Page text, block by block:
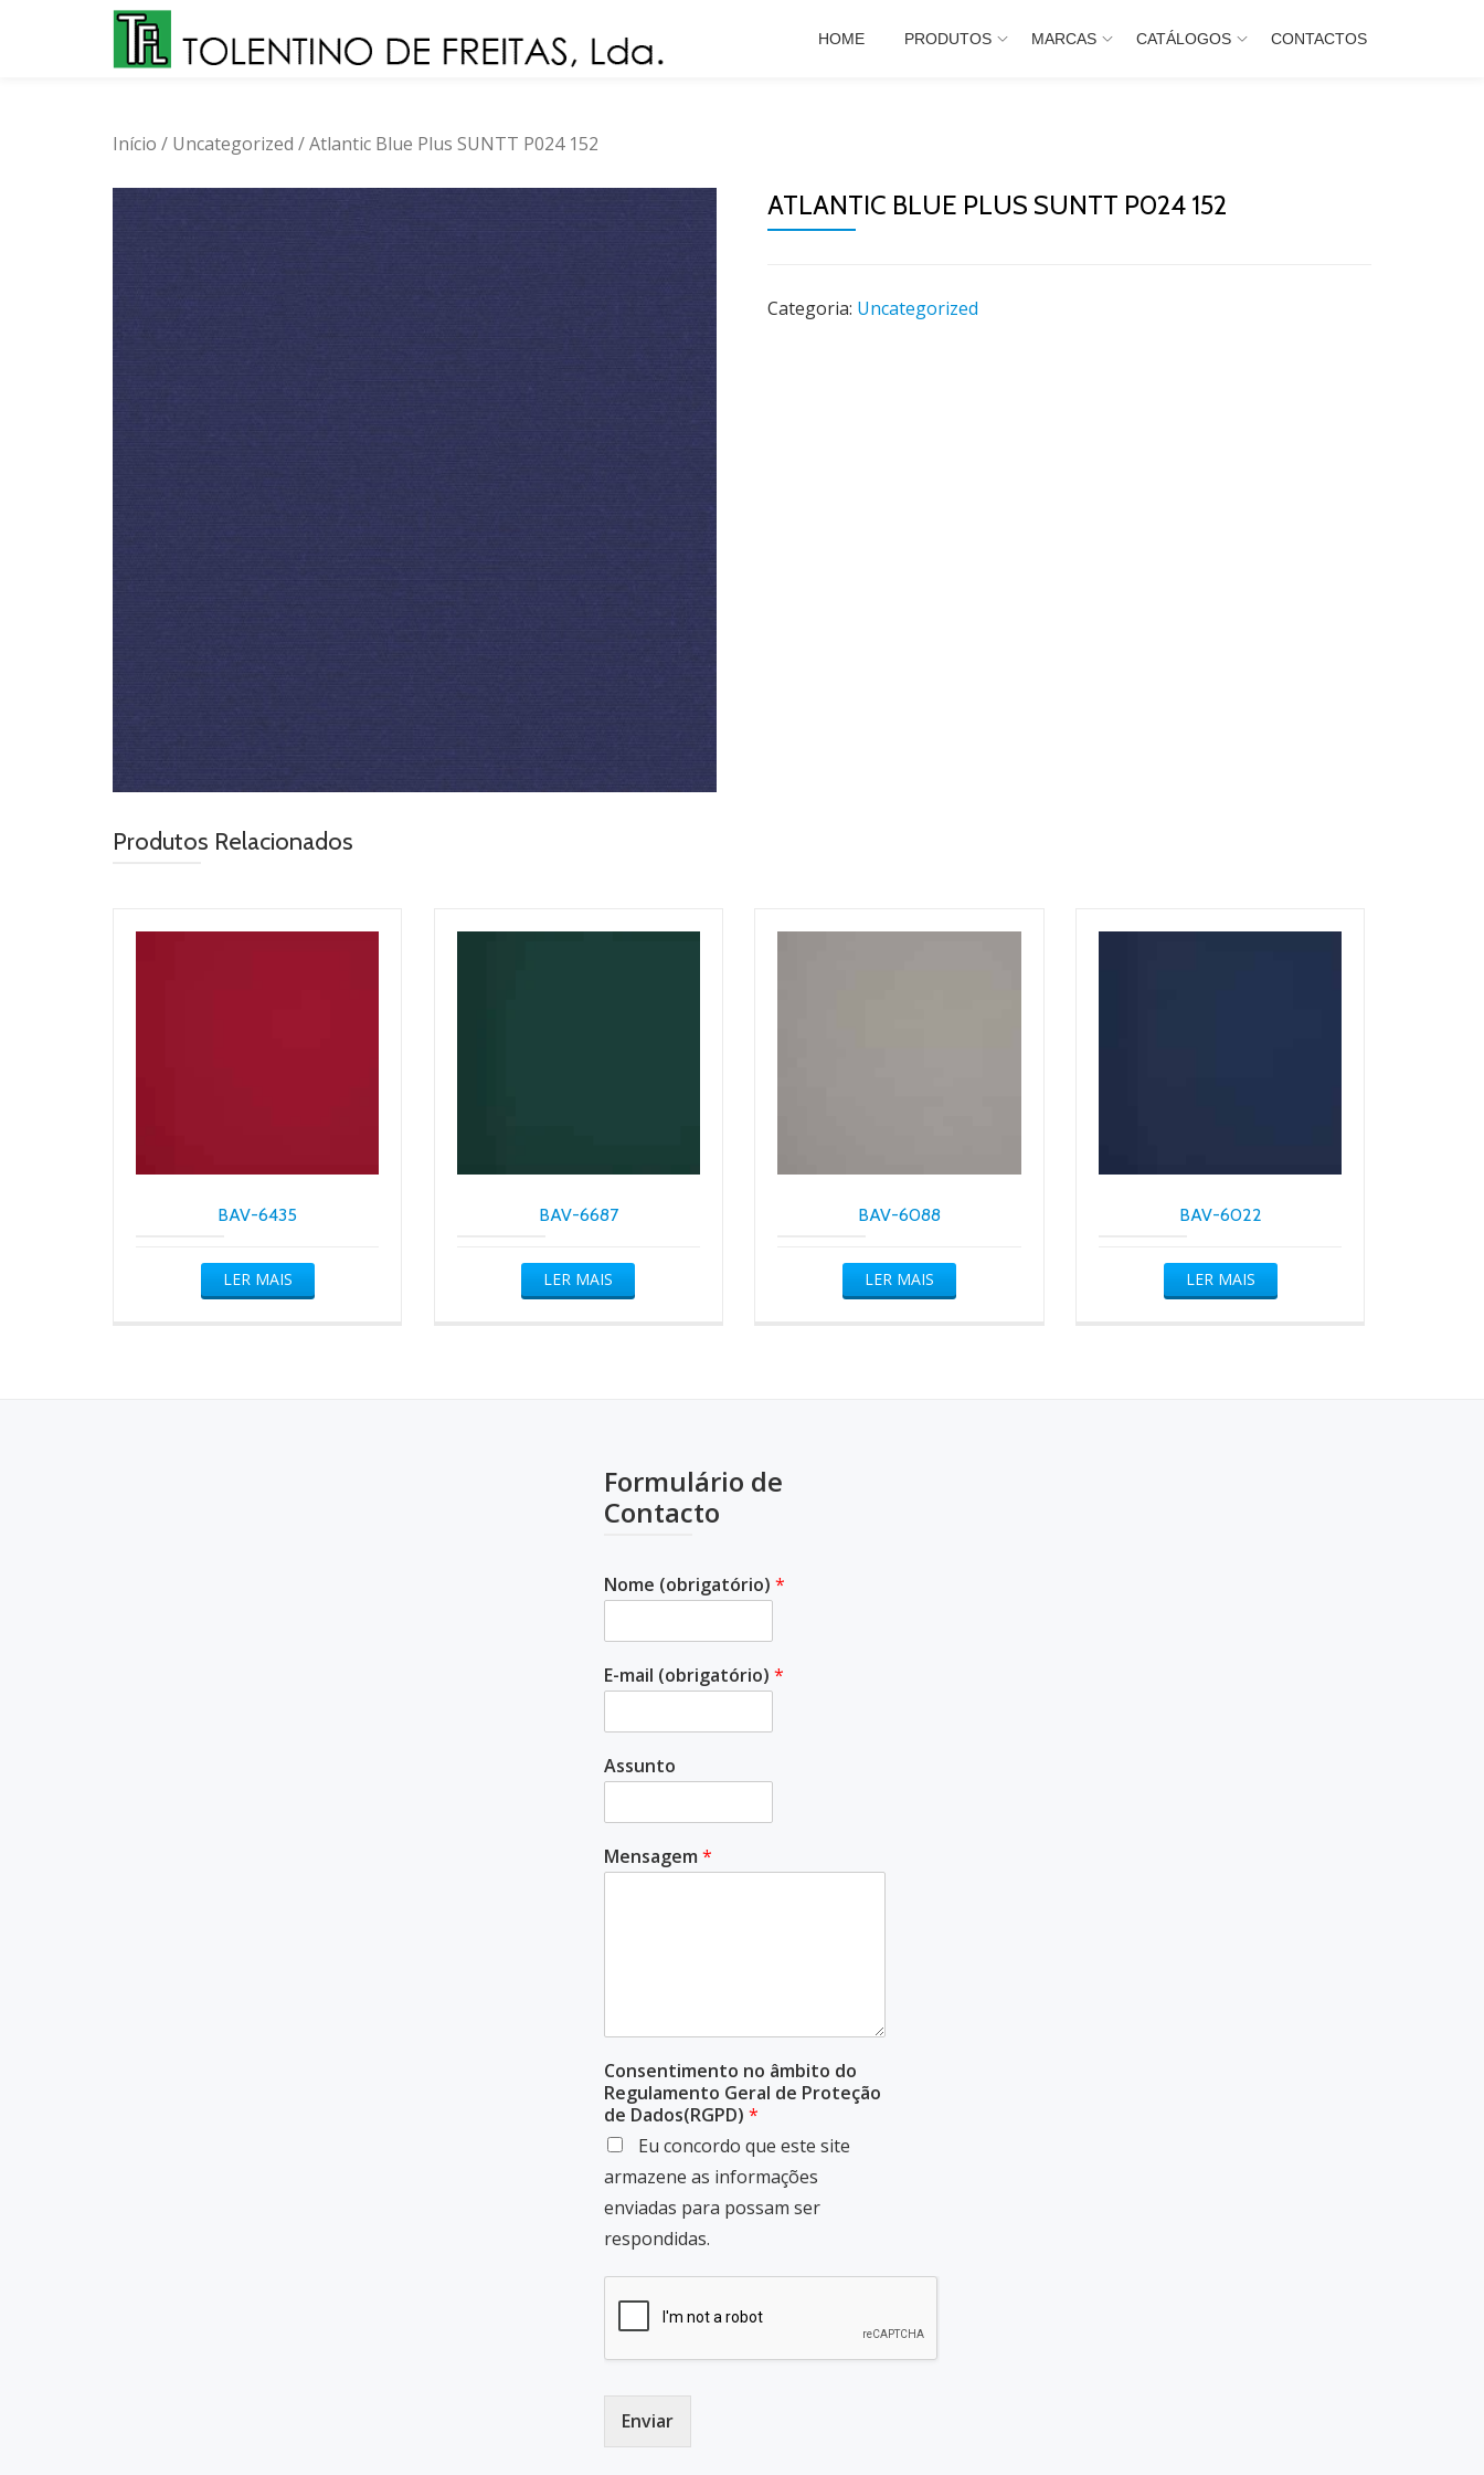
HOME PRODUTOS MARCAS CATÁLOGOS CONTACTOS
Início / Uncategorized / Atlantic Blue Plus SUNTT P024 152
ATLANTIC BLUE PLUS SUNTT P024 152
Categoria: Uncategorized
Produtos Relacionados
BAV-6435
LER MAIS
BAV-6687
LER MAIS
BAV-6088
LER MAIS
BAV-6022
LER MAIS
Formulário de
Contacto
Nome (obrigatório) *
E-mail (obrigatório) *
Assunto
Mensagem *
Consentimento no âmbito do
Regulamento Geral de Proteção
de Dados(RGPD) *
Eu concordo que este site
armazene as informações
enviadas para possam ser
respondidas.
Enviar